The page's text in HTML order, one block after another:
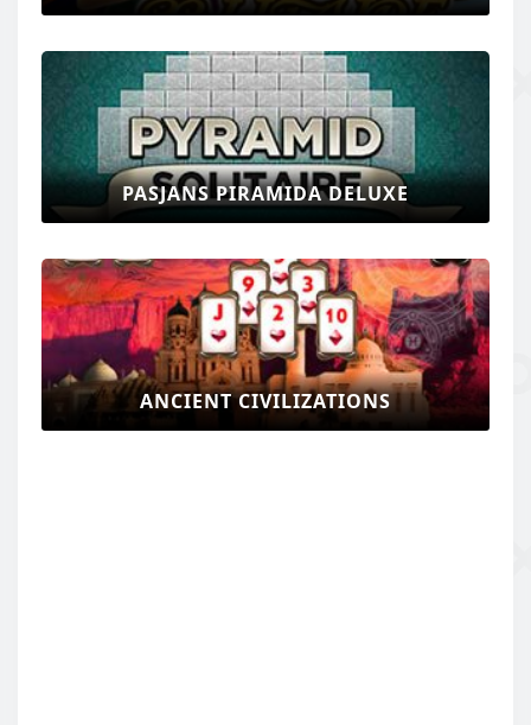
PASJANS PIRAMIDA DELUXE
ANCIENT CIVILIZATIONS